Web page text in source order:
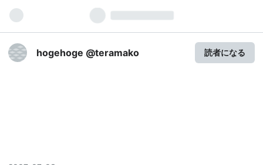
hogehoge @teramako 読者になる